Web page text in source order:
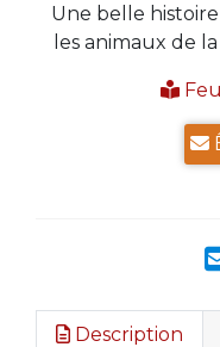
Une belle
les animaux de
Description